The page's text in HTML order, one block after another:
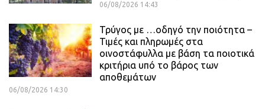
06/08/2026 14:43
Τρύγος με …οδηγό την ποιότητα –
Τιμές και πληρωμές στα
οινοστάφυλλα με βάση τα ποιοτικά
κριτήρια υπό το βάρος των
αποθεμάτων
06/08/2026 14:30